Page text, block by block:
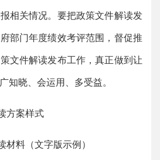
相关情况。要把政策文件解读发
部门年度绩效考评范围，督促推
文件解读发布工作，真正做到让
知晓、会运用、多受益。
案样式
文字版示例）